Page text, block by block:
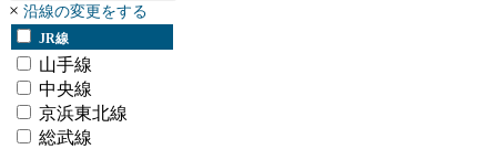
× 沿線の変更をする
JR線
山手線
中央線
京浜東北線
総武線